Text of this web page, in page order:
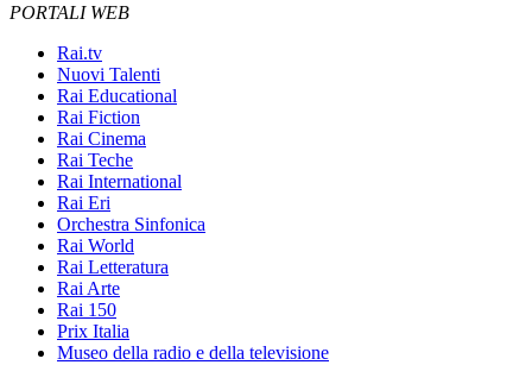
PORTALI WEB
Rai.tv
Nuovi Talenti
Rai Educational
Rai Fiction
Rai Cinema
Rai Teche
Rai International
Rai Eri
Orchestra Sinfonica
Rai World
Rai Letteratura
Rai Arte
Rai 150
Prix Italia
Museo della radio e della televisione